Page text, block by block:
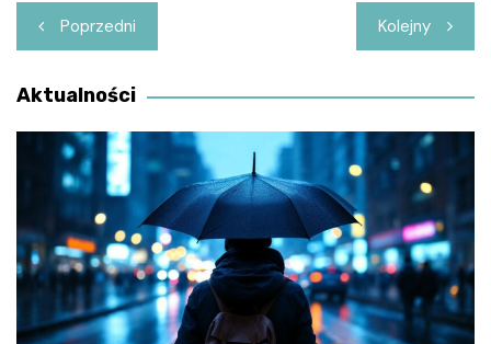
Nawigacja
wpisu
Poprzedni Kolejny
Aktualności